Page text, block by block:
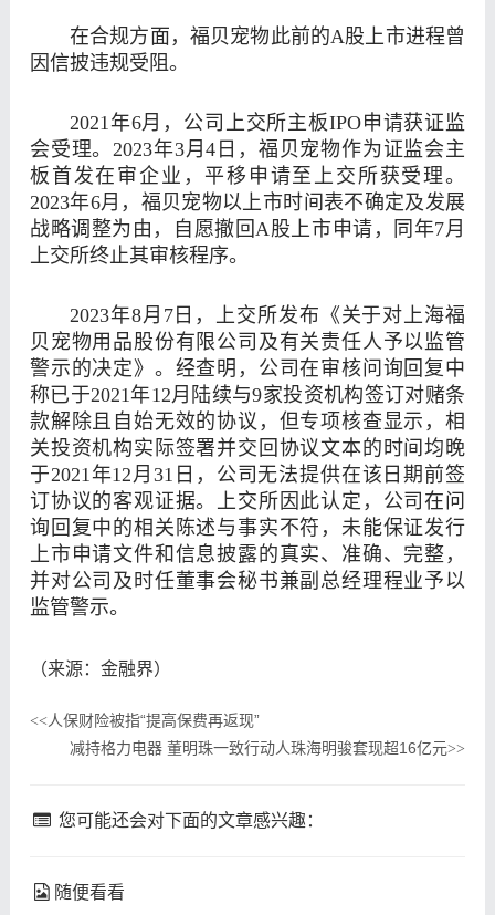
在合规方面，福贝宠物此前的A股上市进程曾
因信披违规受阻。
2021年6月，公司上交所主板IPO申请获证监
会受理。2023年3月4日，福贝宠物作为证监会主
板 首发在审企业，平移申请至上交所获受理。
2023年6月，福贝宠物以上市时间表不确定及发展
战略调整为由，自愿撤回A股上市申请，同年7月
上交所终止其审核程序。
2023年8月7日，上交所发布《关于对上海福
贝宠物用品股份有限公司及有关责任人予以监管
警示的决定》。经查明，公司在审核问询回复中
称已于2021年12月陆续与9家投资机构签订对赌条
款解除且自始无效的协议，但专项核查显示，相
关投资机构实际签署并交回协议文本的时间均晚
于2021年12月31日，公司无法提供在该日期前签
订协议的客观证据。上交所因此认定，公司在问
询回复中的相关陈述与事实不符，未能保证发行
上市申请文件和信息披露的真实、准确、完整，
并对公司及时任董事会秘书兼副总经理程业予以
监管警示。
（来源：金融界）
<<人保财险被指“提高保费再返现”
减持格力电器 董明珠一致行动人珠海明骏套现超16亿元>>
您可能还会对下面的文章感兴趣：
随便看看